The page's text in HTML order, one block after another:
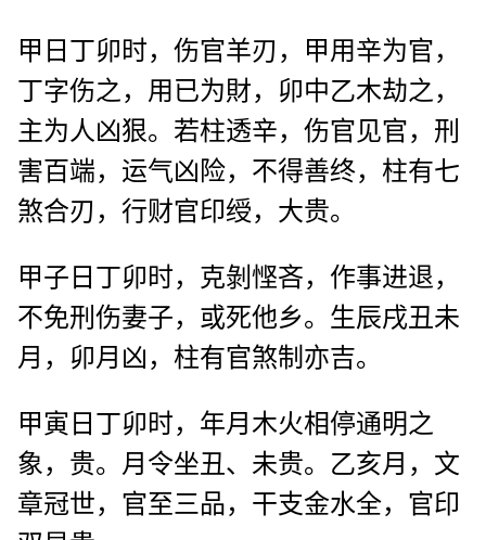
甲日丁卯时，伤官羊刃，甲用辛为官，
丁字伤之，用已为財，卯中乙木劫之，
主为人凶狠。若柱透辛，伤官见官，刑
害百端，运气凶险，不得善终，柱有七
煞合刃，行财官印绶，大贵。
甲子日丁卯时，克剝悭吝，作事进退，
不免刑伤妻子，或死他乡。生辰戌丑未
月，卯月凶，柱有官煞制亦吉。
甲寅日丁卯时，年月木火相停通明之
象，贵。月令坐丑、未贵。乙亥月，文
章冠世，官至三品，干支金水全，官印